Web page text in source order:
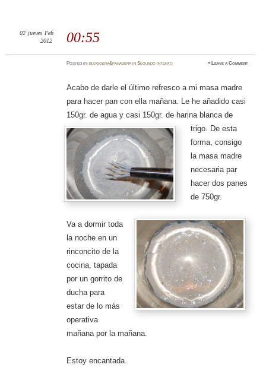
00:55
02 jueves Feb
2012
Postedbybloggera&panadera inSegundo intento ≈ Leave a Comment
Acabo de darle el último refresco a mi masa madre
para hacer pan con ella mañana. Le he añadido casi
150gr. de agua y casi 150gr. de harina blanca de
trigo. De esta
forma,consigo
la masa madre
necesaria par
hacer dos panes
de 750gr.
Va a dormir toda
la noche en un
rinconcito de la
cocina, tapada
por un gorrito de
ducha para
estar de lo más
operativa
mañana por la mañana.
Estoy encantada.